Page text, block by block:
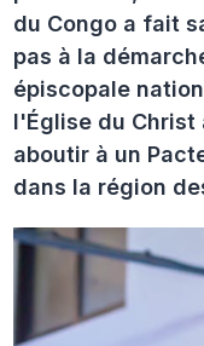
du Congo a fait
pas à la
épiscopale
l'Église du Christ
aboutir à un
dans la région